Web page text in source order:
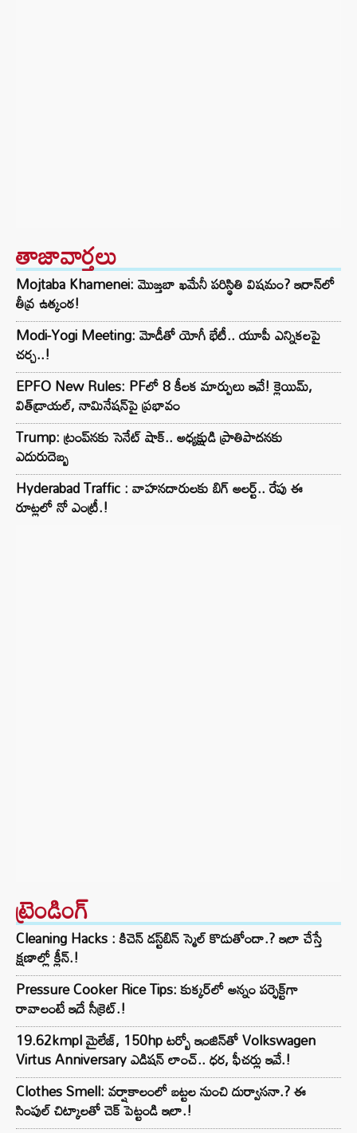
తాజావార్తలు
Mojtaba Khamenei: మొజ్తబా ఖమేనీ పరిస్థితి విషమం? ఇరాన్‌లో
తీవ్ర ఉత్కంఠ!
Modi-Yogi Meeting: మోడీతో యోగీ భేటీ.. యూపీ ఎన్నికలపై
చర్చ..!
EPFO New Rules: PFలో 8 కీలక మార్పులు ఇవే! క్లెయిమ్,
విత్‌డ్రాయల్, నామినేషన్‌పై ప్రభావం
Trump: ట్రంప్‌నకు సెనేట్ షాక్.. అధ్యక్షుడి ప్రాతిపాదనకు
ఎదురుదెబ్బ
Hyderabad Traffic : వాహనదారులకు బిగ్ అలర్ట్.. రేపు ఈ
రూట్లలో నో ఎంట్రీ.!
ట్రెండింగ్‌
Cleaning Hacks : కిచెన్ డస్ట్‌బిన్ స్మెల్ కొడుతోందా.? ఇలా చేస్తే
క్షణాల్లో క్లీన్.!
Pressure Cooker Rice Tips: కుక్కర్‌లో అన్నం పర్ఫెక్ట్‌గా
రావాలంటే ఇదే సీక్రెట్.!
19.62kmpl మైలేజ్, 150hp టర్బో ఇంజిన్‌తో Volkswagen
Virtus Anniversary ఎడిషన్ లాంచ్.. ధర, ఫీచర్లు ఇవే.!
Clothes Smell: వర్షాకాలంలో బట్టల నుంచి దుర్వాసనా.? ఈ
సింపుల్ చిట్కాలతో చెక్ పెట్టండి ఇలా.!